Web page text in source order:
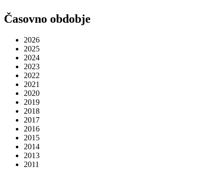
Časovno obdobje
2026
2025
2024
2023
2022
2021
2020
2019
2018
2017
2016
2015
2014
2013
2011